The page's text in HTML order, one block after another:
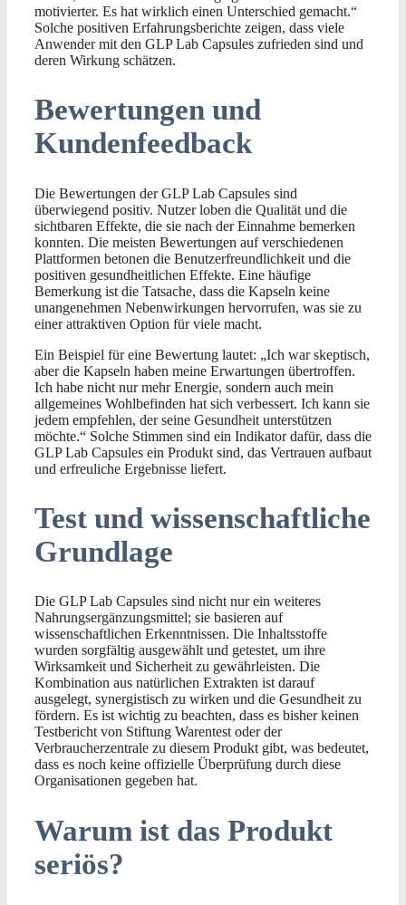
motivierter. Es hat wirklich einen Unterschied gemacht.“
Solche positiven Erfahrungsberichte zeigen, dass viele
Anwender mit den GLP Lab Capsules zufrieden sind und
deren Wirkung schätzen.
Bewertungen und
Kundenfeedback
Die Bewertungen der GLP Lab Capsules sind
überwiegend positiv. Nutzer loben die Qualität und die
sichtbaren Effekte, die sie nach der Einnahme bemerken
konnten. Die meisten Bewertungen auf verschiedenen
Plattformen betonen die Benutzerfreundlichkeit und die
positiven gesundheitlichen Effekte. Eine häufige
Bemerkung ist die Tatsache, dass die Kapseln keine
unangenehmen Nebenwirkungen hervorrufen, was sie zu
einer attraktiven Option für viele macht.
Ein Beispiel für eine Bewertung lautet: „Ich war skeptisch,
aber die Kapseln haben meine Erwartungen übertroffen.
Ich habe nicht nur mehr Energie, sondern auch mein
allgemeines Wohlbefinden hat sich verbessert. Ich kann sie
jedem empfehlen, der seine Gesundheit unterstützen
möchte.“ Solche Stimmen sind ein Indikator dafür, dass die
GLP Lab Capsules ein Produkt sind, das Vertrauen aufbaut
und erfreuliche Ergebnisse liefert.
Test und wissenschaftliche
Grundlage
Die GLP Lab Capsules sind nicht nur ein weiteres
Nahrungsergänzungsmittel; sie basieren auf
wissenschaftlichen Erkenntnissen. Die Inhaltsstoffe
wurden sorgfältig ausgewählt und getestet, um ihre
Wirksamkeit und Sicherheit zu gewährleisten. Die
Kombination aus natürlichen Extrakten ist darauf
ausgelegt, synergistisch zu wirken und die Gesundheit zu
fördern. Es ist wichtig zu beachten, dass es bisher keinen
Testbericht von Stiftung Warentest oder der
Verbraucherzentrale zu diesem Produkt gibt, was bedeutet,
dass es noch keine offizielle Überprüfung durch diese
Organisationen gegeben hat.
Warum ist das Produkt
seriös?